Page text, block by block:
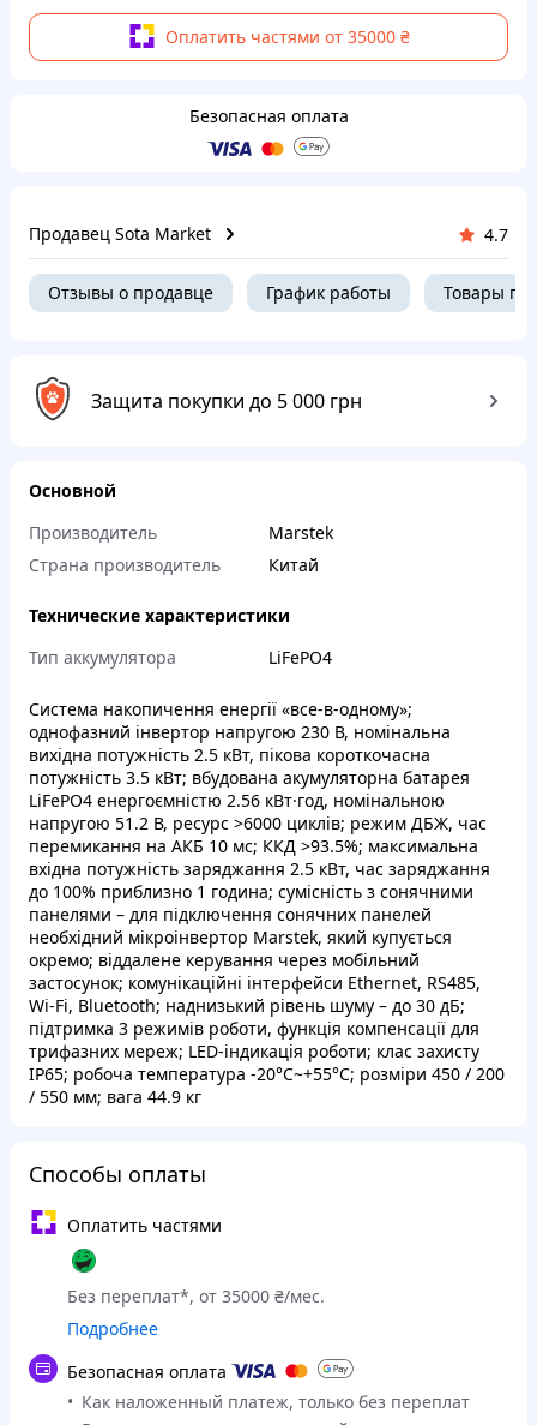
Оплатить частями от 35000 ₴
Безопасная оплата
Продавец Sota Market 4.7
Отзывы о продавце График работы Товары
Защита покупки до 5 000 грн
Основной
Производитель
Marstek
Страна производитель
Китай
Технические характеристики
Тип аккумулятора
LiFePO4
Система накопичення енергії «все-в-одному»;
однофазний інвертор напругою 230 В, номінальна
вихідна потужність 2.5 кВт, пікова короткочасна
потужність 3.5 кВт; вбудована акумуляторна батарея
LiFePO4 енергоємністю 2.56 кВт·год, номінальною
напругою 51.2 В, ресурс >6000 циклів; режим ДБЖ, час
перемикання на АКБ 10 мс; ККД >93.5%; максимальна
вхідна потужність заряджання 2.5 кВт, час заряджання
до 100% приблизно 1 година; сумісність з сонячними
панелями – для підключення сонячних панелей
необхідний мікроінвертор Marstek, який купується
окремо; віддалене керування через мобільний
застосунок; комунікаційні інтерфейси Ethernet, RS485,
Wi-Fi, Bluetooth; наднизький рівень шуму – до 30 дБ;
підтримка 3 режимів роботи, функція компенсації для
трифазних мереж; LED-індикація роботи; клас захисту
IP65; робоча температура -20°C~+55°C; розміри 450 / 200
/ 550 мм; вага 44.9 кг
Способы оплаты
Оплатить частями
Без переплат*, от 35000 ₴/мес.
Подробнее
Безопасная оплата
Как наложенный платеж, только без переплат